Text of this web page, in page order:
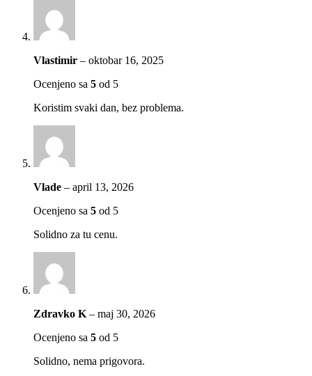
Vlastimir – oktobar 16, 2025
Ocenjeno sa 5 od 5
Koristim svaki dan, bez problema.
Vlade – april 13, 2026
Ocenjeno sa 5 od 5
Solidno za tu cenu.
Zdravko K – maj 30, 2026
Ocenjeno sa 5 od 5
Solidno, nema prigovora.